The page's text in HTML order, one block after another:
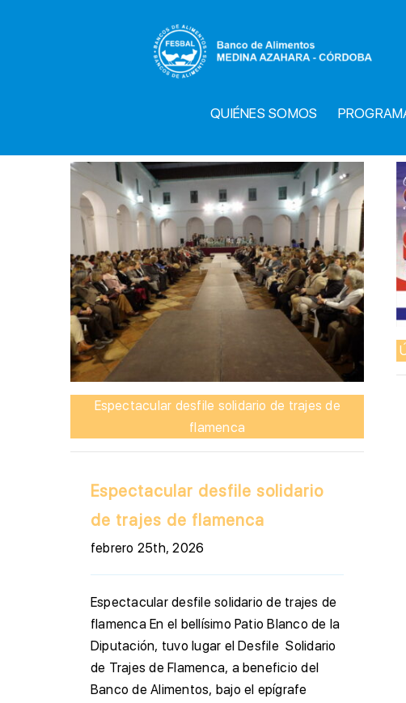
QUIÉNES SOMOS
Espectacular desfile solidario de trajes de
flamenca
Espectacular desfile solidario
de trajes de flamenca
febrero 25th, 2026
Espectacular desfile solidario de trajes de
flamenca En el bellísimo Patio Blanco de la
Diputación, tuvo lugar el Desfile Solidario
de Trajes de Flamenca, a beneficio del
Banco de Alimentos, bajo el epígrafe